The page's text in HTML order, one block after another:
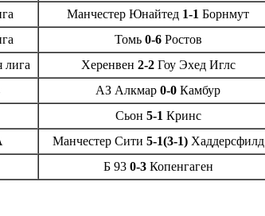
Манчестер Юнайтед 1-1 Борнмут
Томь 0-6Ростов
Херенвен 2-2Гоу Эхед Иглс
АЗ Алкмар 0-0 Камбур
Сьон 5-1 Кринс
Манчестер Сити 5-1(3-1)Хаддерсфилд
Б 93 0-3Копенгаген